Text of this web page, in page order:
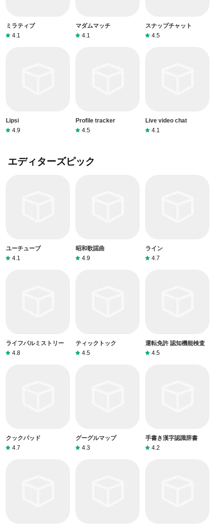
ミラティブ
4.1
マダムマッチ
4.1
スナップチャット
4.5
Lipsi
4.9
Profile tracker
4.5
Live video chat
4.1
エディターズピック
ユーチューブ
4.1
昭和歌謡曲
4.9
ライン
4.7
ライフパルミストリー
4.8
ティックトック
4.5
運転免許 認知機能検査
4.5
クックパッド
4.7
グーグルマップ
4.3
手書き漢字認識辞書
4.2